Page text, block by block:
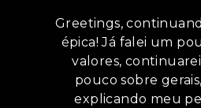
Greetings,
épica! Já falei um
valores,
pouco sobre
explicando meu